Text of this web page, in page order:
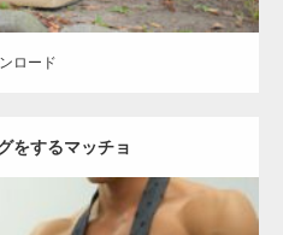
ロード
をするマッチョ
マッチョフリー素材メンバーが
録…
組「ひるおび」にてマッスルプ